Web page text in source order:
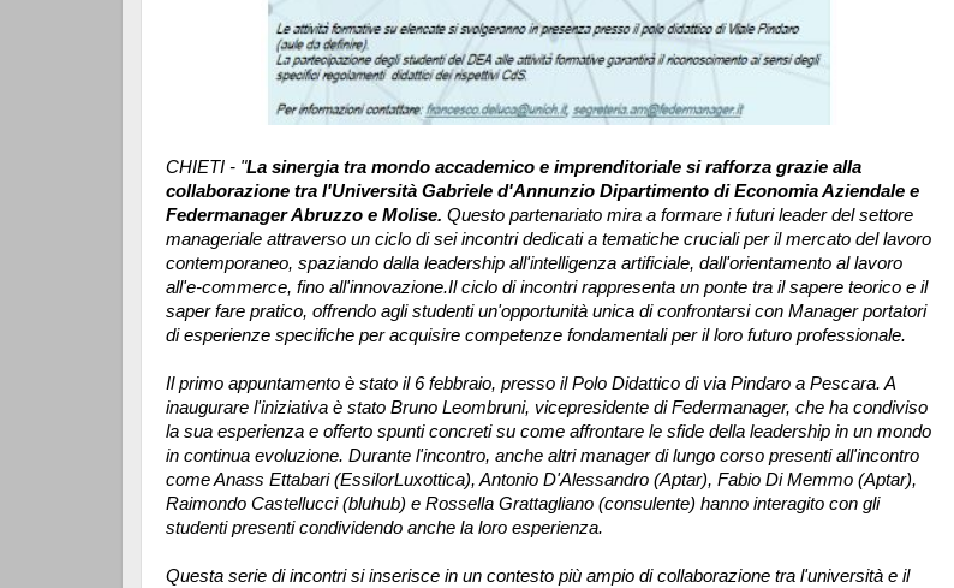
CHIETI - "La sinergia tra mondo accademico e imprenditoriale si rafforza grazie alla
collaborazione tra l'Università Gabriele d'Annunzio Dipartimento di Economia Aziendale e
Federmanager Abruzzo e Molise. Questo partenariato mira a formare i futuri leader del settore
manageriale attraverso un ciclo di sei incontri dedicati a tematiche cruciali per il mercato del lavoro
contemporaneo, spaziando dalla leadership all'intelligenza artificiale, dall'orientamento al lavoro
all'e-commerce, fino all'innovazione.Il ciclo di incontri rappresenta un ponte tra il sapere teorico e il
saper fare pratico, offrendo agli studenti un'opportunità unica di confrontarsi con Manager portatori
di esperienze specifiche per acquisire competenze fondamentali per il loro futuro professionale.
Il primo appuntamento è stato il 6 febbraio, presso il Polo Didattico di via Pindaro a Pescara. A
inaugurare l'iniziativa è stato Bruno Leombruni, vicepresidente di Federmanager, che ha condiviso
la sua esperienza e offerto spunti concreti su come affrontare le sfide della leadership in un mondo
in continua evoluzione. Durante l'incontro, anche altri manager di lungo corso presenti all'incontro
come Anass Ettabari (EssilorLuxottica), Antonio D'Alessandro (Aptar), Fabio Di Memmo (Aptar),
Raimondo Castellucci (bluhub) e Rossella Grattagliano (consulente) hanno interagito con gli
studenti presenti condividendo anche la loro esperienza.
Questa serie di incontri si inserisce in un contesto più ampio di collaborazione tra l'università e il